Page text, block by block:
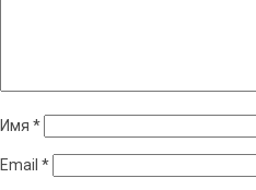
Имя *
Email *